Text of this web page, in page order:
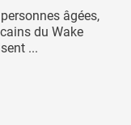
âgées,
du Wake
...